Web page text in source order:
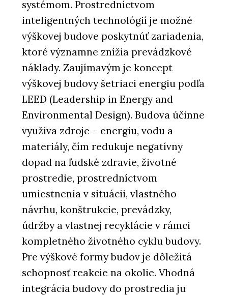
systémom. Prostredníctvom
inteligentných technológií je možné
výškovej budove poskytnúť zariadenia,
ktoré významne znížia prevádzkové
náklady. Zaujímavým je koncept
výškovej budovy šetriaci energiu podľa
LEED (Leadership in Energy and
Environmental Design). Budova účinne
využíva zdroje – energiu, vodu a
materiály, čím redukuje negatívny
dopad na ľudské zdravie, životné
prostredie, prostredníctvom
umiestnenia v situácii, vlastného
návrhu, konštrukcie, prevádzky,
údržby a vlastnej recyklácie v rámci
kompletného životného cyklu budovy.
Pre výškové formy budov je dôležitá
schopnosť reakcie na okolie. Vhodná
integrácia budovy do prostredia ju